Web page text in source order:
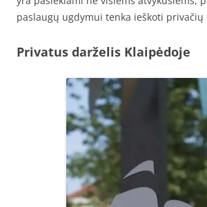
paslaugų ugdymui tenka ieškoti privačių
Privatus darželis Klaipėdoje